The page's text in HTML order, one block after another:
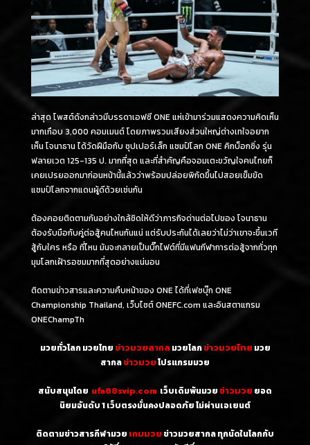
ล่าสุด โพสต์ดังกล่าวมีบรรดาเอฟซี ONE แห่เข้ามาร่วมแสดงความคิดเห็น
มากเกือบ 3,000 คอมเมนต์ โดยภาพรวมเสียงส่วนใหญ่ต่างเทใจอยาก
เห็น โจนาธาน ได้วัดฝีมือกับ ซุปเปอร์เล็ก แชมป์โลก ONE คิกบ็อกซิ่ง รุ่น
ฟลายเวต 125-135 ป. มากที่สุด และที่สำคัญคือจอมเตะขวัญใจคนไทยก็
เคยเปรยออกมาก่อนหน้านี้แล้วว่าพร้อมปล่อยพิกัดขึ้นไปสอยเข็มขัด
แชมป์โลกจากแดนผู้ดีด้วยเช่นกัน
ต้องคอยติดตามกันอย่างใกล้ชิดให้ดีว่าภารกิจด่านต่อไปของ โจนาธาน
ต้องรับมือกับคู่ต่อสู้คนไหนกันแน่ แต่รับประกันได้เลยว่าไม่ว่าเขาจะขึ้นเวที
สู้กับใคร หรือ ที่ไหน มันจะกลายเป็นบิ๊กไฟต์ที่มีแฟนกีฬาการต่อสู้จากทั่วทุก
มุมโลกเฝ้ารอชมมากที่สุดอย่างแน่นอน
ติดตามข่าวสารและความคืบหน้าของ ONE ได้ที่เฟซบุ๊ก ONE
Championship Thailand, เว็บไซต์ ONEFC.com และอินสตาแกรม
ONEChampTh
มวยทั่วโลก มวยไทย ข่าวมวยสากล มวยโลกข่าวมวยไทย มวย
สากลข่าวมวยโปรแกรมมวย
สนับสนุนโดย ufa88svip.com เว็บเดิมพันมวย ข่าวมวย ยอด
นิยมอันดับ 1เว็บตรงมั่นคงปลอดภัย ไม่ผ่านเอเยนต์
ติดตามข่าวสารกีฬามวย เกมมวย ข่าวมวยสากล ทุกนัดในโลกกับ